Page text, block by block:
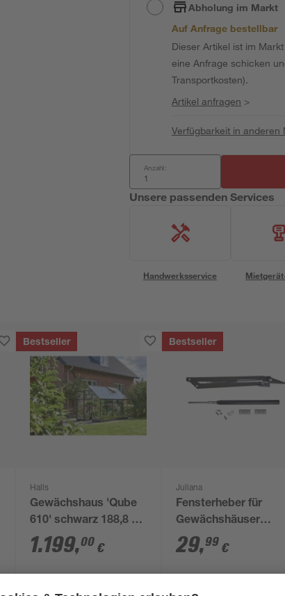
Abholung im Markt
Auf Anfrage bestellbar
Dieser Artikel ist im
eine Anfrage schicken
Transportkosten).
Artikel anfragen >
Verfügbarkeit in anderen
Anzahl:
Unsere passenden Services
Handwerksservice
Bestseller
Halls
Gewächshaus 'Qube
610' schwarz 188,8 x
312,6 cm mit 3 mm
Sicherheitsglas
1.199,00 €
Bestseller
Juliana
Fensterheber für
Gewächshäuser
'Ventomax'
29,99 €